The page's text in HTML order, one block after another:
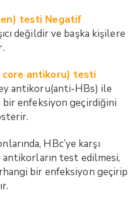
testi Negatif
değildir ve başka kişilere
antikoru) testi
antikoru(anti-HBs) ile
enfeksiyon geçirdiğini
HBc’ye karşı
test edilmesi,
bir enfeksiyon geçirip